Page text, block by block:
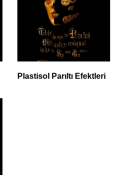
Plastisol Parıltı Efektleri